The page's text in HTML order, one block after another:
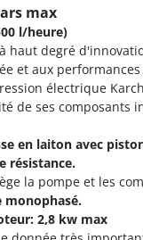
portés
d'air par
en
électriques
tracteur
de piscine
max
l/heure)
haut degré
et aux
électrique
de ses composants
en laiton avec
résistance.
la pompe et les
monophasé.
2,8 kw max